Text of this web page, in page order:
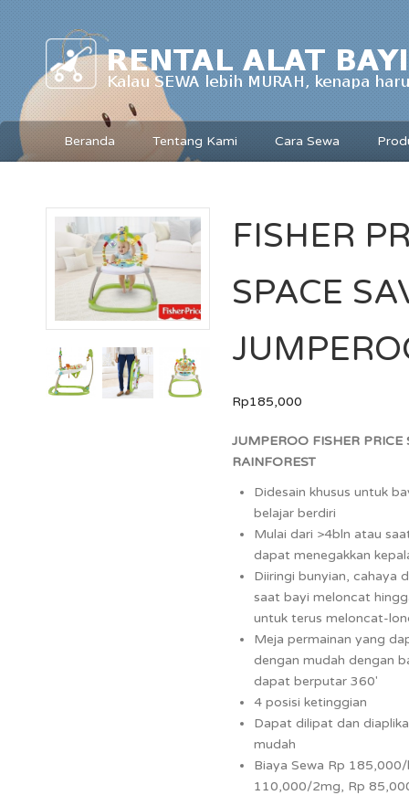
Beranda Tentang Kami Cara Sewa
FISHER
SPACE
Rp185,000
JUMPEROO FISHER PRICE
RAINFOREST
Didesain khusus untuk
belajar berdiri
Mulai dari >4bln atau
dapat menegakkan
Diiringi bunyian, cahaya
saat bayi meloncat
untuk terus meloncat-
Meja permainan yang
dengan mudah dengan
dapat berputar 360′
4 posisi ketinggian
Dapat dilipat dan
mudah
Biaya Sewa Rp
110,000/2mg, Rp